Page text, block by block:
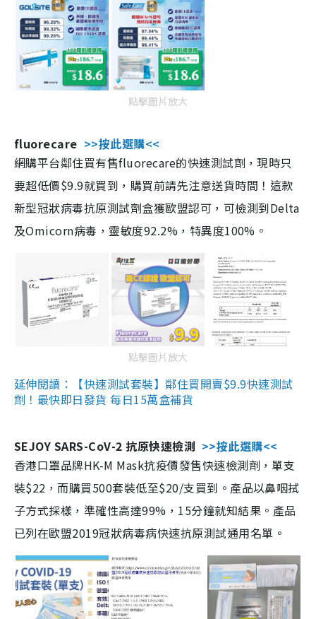
點擊圖片放大
fluorecare >>按此選購<<
網購平台鄰住買有售fluorecare的快速測試劑，現時只
要超低價$9.9就買到，購買前請先注意送貨時間！這款
新型冠狀病毒抗原測試劑盒獲歐盟認可，可檢測到Delta
及Omicorn病毒，靈敏度92.2%，特異度100%。
點擊圖片放大
延伸閱讀：【快速測試套裝】鄰住買開賣$9.9快速測試
劑！最快即日發貨 每日15萬盒補貨
SEJOY SARS-CoV-2 抗原快速檢測 >>按此選購<<
香港口罩品牌HK-M Mask抗疫價發售快速檢測劑，單支
裝$22，而購買500套裝低至$20/支買到。產品以鼻咽拭
子方式採樣，準確性高達99%，15分鐘就知結果。產品
已列在歐盟2019冠狀病毒病快速抗原測試通用名單。